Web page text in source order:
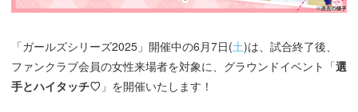
「ガールズシリーズ2025」開催中の6月7日(土)は、試合終了後、
ファンクラブ会員の女性来場者を対象に、グラウンドイベント「選
手とハイタッチ♡ 」を開催いたします！